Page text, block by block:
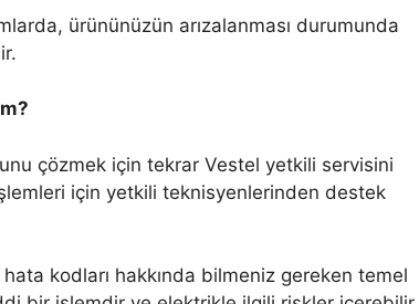
ürününüzün arızalanması durumunda
çözmek için tekrar Vestel yetkili servisini
işlemleri için yetkili teknisyenlerinden destek
kodları hakkında bilmeniz gereken temel